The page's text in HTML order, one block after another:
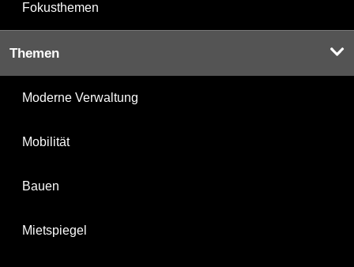
Fokusthemen
Themen
Moderne Verwaltung
Mobilität
Bauen
Mietspiegel